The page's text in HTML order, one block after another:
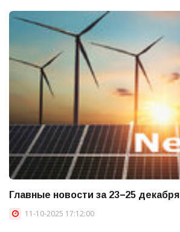
Главные новости за 23−25 декабря
11-10-2025 17:12:00